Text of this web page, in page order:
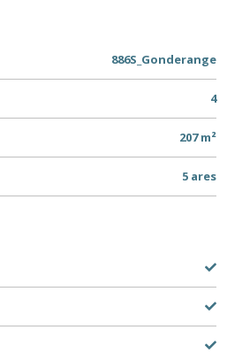
886S_Gonderange
4
207 m²
5 ares